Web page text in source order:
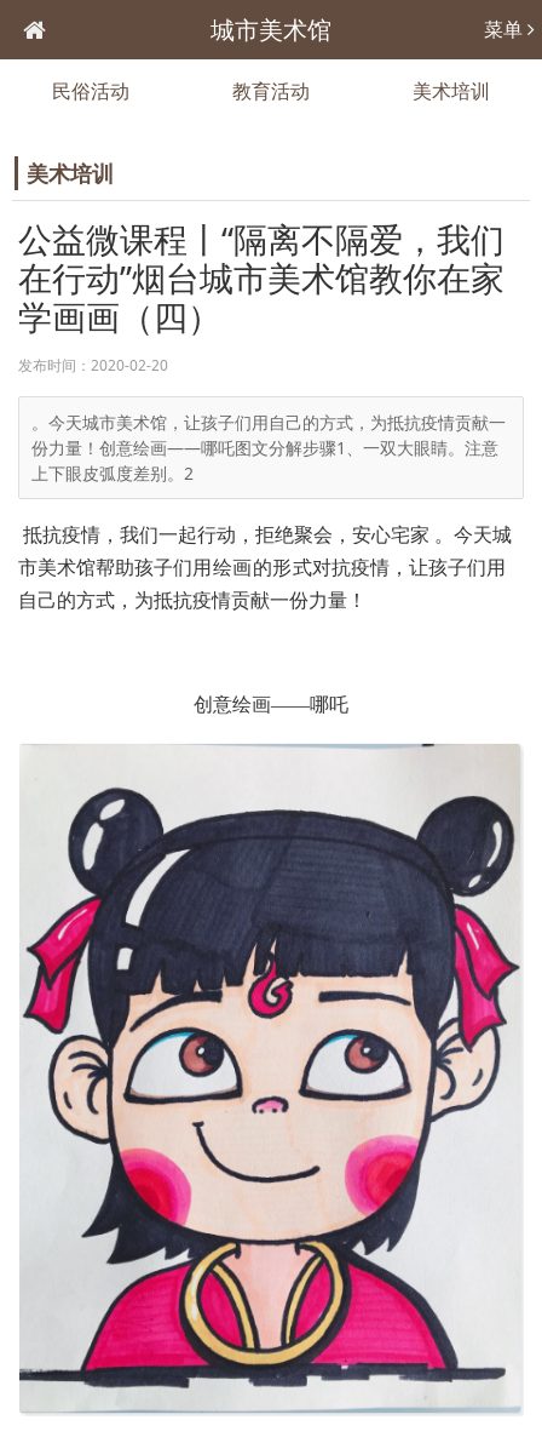
城市美术馆 菜单
民俗活动 教育活动 美术培训
美术培训
公益微课程丨“隔离不隔爱，我们
在行动”烟台城市美术馆教你在家
学画画（四）
发布时间：2020-02-20
。今天城市美术馆，让孩子们用自己的方式，为抵抗疫情贡献一
份力量！创意绘画——哪吒图文分解步骤1、一双大眼睛。注意
上下眼皮弧度差别。2
抵抗疫情，我们一起行动，拒绝聚会，安心宅家 。今天城
市美术馆帮助孩子们用绘画的形式对抗疫情 ，让孩子们用
自己的方式，为抵抗疫情贡献一份力量！
创意绘画——哪吒